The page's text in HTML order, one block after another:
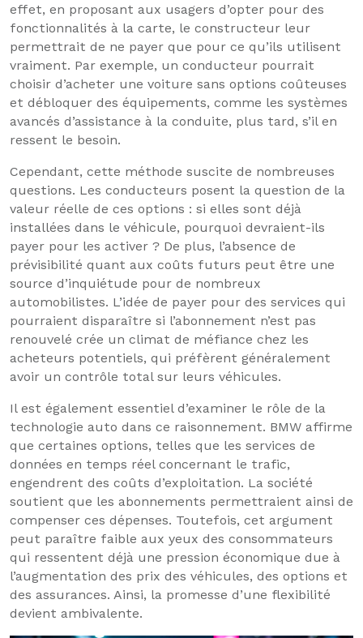
effet, en proposant aux usagers d’opter pour des
fonctionnalités à la carte, le constructeur leur
permettrait de ne payer que pour ce qu’ils utilisent
vraiment. Par exemple, un conducteur pourrait
choisir d’acheter une voiture sans options coûteuses
et débloquer des équipements, comme les systèmes
avancés d’assistance à la conduite, plus tard, s’il en
ressent le besoin.
Cependant, cette méthode suscite de nombreuses
questions. Les conducteurs posent la question de la
valeur réelle de ces options : si elles sont déjà
installées dans le véhicule, pourquoi devraient-ils
payer pour les activer ? De plus, l’absence de
prévisibilité quant aux coûts futurs peut être une
source d’inquiétude pour de nombreux
automobilistes. L’idée de payer pour des services qui
pourraient disparaître si l’abonnement n’est pas
renouvelé crée un climat de méfiance chez les
acheteurs potentiels, qui préfèrent généralement
avoir un contrôle total sur leurs véhicules.
Il est également essentiel d’examiner le rôle de la
technologie auto dans ce raisonnement. BMW affirme
que certaines options, telles que les services de
données en temps réel concernant le trafic,
engendrent des coûts d’exploitation. La société
soutient que les abonnements permettraient ainsi de
compenser ces dépenses. Toutefois, cet argument
peut paraître faible aux yeux des consommateurs
qui ressentent déjà une pression économique due à
l’augmentation des prix des véhicules, des options et
des assurances. Ainsi, la promesse d’une flexibilité
devient ambivalente.